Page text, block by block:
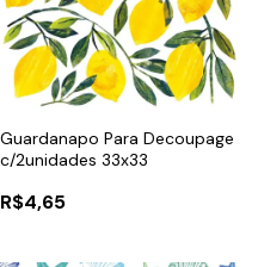
Guardanapo Para Decoupage
c/2unidades 33x33
R$4,65